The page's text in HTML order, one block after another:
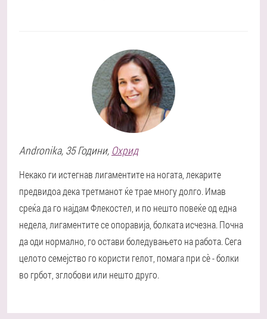
Andronika, 35 Години, Охрид
Некако ги истегнав лигаментите на ногата, лекарите
предвидоа дека третманот ќе трае многу долго. Имав
среќа да го најдам Флекостел, и по нешто повеќе од една
недела, лигаментите се опоравија, болката исчезна. Почна
да оди нормално, го остави боледувањето на работа. Сега
целото семејство го користи гелот, помага при сè - болки
во грбот, зглобови или нешто друго.